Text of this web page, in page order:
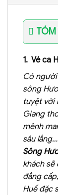
TÓM
1. Vé ca
Có
sông
tuyệt vời
Giang
mênh
sâu
Sông
khách
đẳng
Huế đặc